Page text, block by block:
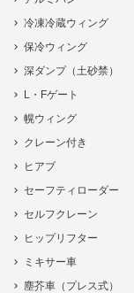
冷凍冷蔵ウィング
保冷ウィング
深ダンプ（土砂禁）
L・Fゲート
幌ウィング
クレーン付き
ヒアブ
セーフティローダー
セルフクレーン
ヒップリフター
ミキサー車
塵芥車（プレス式）